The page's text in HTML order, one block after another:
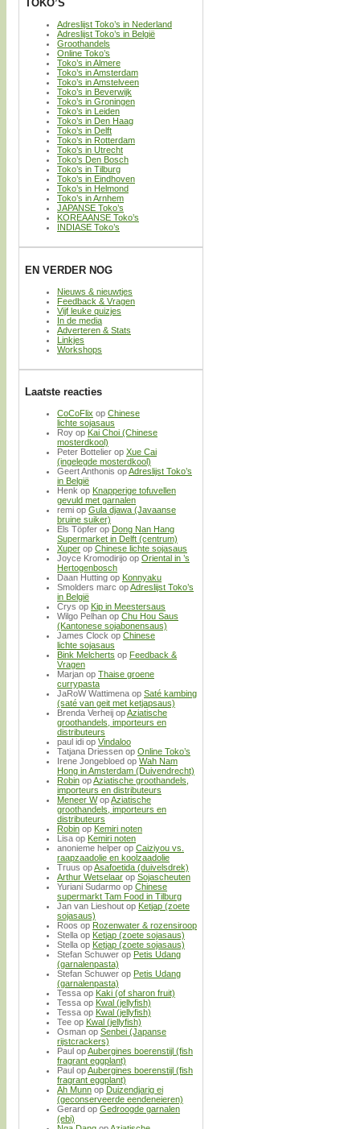
TOKO’S
Adreslijst Toko’s in Nederland
Adreslijst Toko’s in België
Groothandels
Online Toko’s
Toko’s in Almere
Toko’s in Amsterdam
Toko’s in Amstelveen
Toko’s in Beverwijk
Toko’s in Groningen
Toko’s in Leiden
Toko’s in Den Haag
Toko’s in Delft
Toko’s in Rotterdam
Toko’s in Utrecht
Toko’s Den Bosch
Toko’s in Tilburg
Toko’s in Eindhoven
Toko’s in Helmond
Toko’s in Arnhem
JAPANSE Toko’s
KOREAANSE Toko’s
INDIASE Toko’s
EN VERDER NOG
Nieuws & nieuwtjes
Feedback & Vragen
Vijf leuke quizjes
In de media
Adverteren & Stats
Linkjes
Workshops
Laatste reacties
CoCoFlix op Chinese
lichte sojasaus
Roy op Kai Choi (Chinese
mosterdkool)
Peter Bottelier op Xue Cai
(ingelegde mosterdkool)
Geert Anthonis opAdreslijst Toko’s
in België
Henk op Knapperige tofuvellen
gevuld met garnalen
remi op Gula djawa (Javaanse
bruine suiker)
Els Töpfer op Dong Nan Hang
Supermarket in Delft (centrum)
Xuper op Chinese lichte sojasaus
Joyce Kromodirijo op Oriental in ’s
Hertogenbosch
Daan Hutting op Konnyaku
Smolders marc opAdreslijst Toko’s
in België
Crys op Kip in Meestersaus
Wilgo Pelhan op Chu Hou Saus
(Kantonese sojabonensaus)
James Clock op Chinese
lichte sojasaus
Bink Melcherts op Feedback &
Vragen
Marjan op Thaise groene
currypasta
JaRoW Wattimena op Saté kambing
(saté van geit met ketjapsaus)
Brenda Verheij opAziatische
groothandels, importeurs en
distributeurs
paul idi op Vindaloo
Tatjana Driessen op Online Toko’s
Irene Jongebloed op Wah Nam
Hong in Amsterdam (Duivendrecht)
Robin opAziatische groothandels,
importeurs en distributeurs
Meneer WopAziatische
groothandels, importeurs en
distributeurs
Robin op Kemiri noten
Lisa op Kemiri noten
anonieme helper op Caiziyou vs.
raapzaadolie en koolzaadolie
Truus opAsafoetida (duivelsdrek)
Arthur Wetselaar op Sojascheuten
Yuriani Sudarmo op Chinese
supermarkt Tam Food in Tilburg
Jan van Lieshout op Ketjap (zoete
sojasaus)
Roos op Rozenwater & rozensiroop
Stella op Ketjap (zoete sojasaus)
Stella op Ketjap (zoete sojasaus)
Stefan Schuwer op Petis Udang
(garnalenpasta)
Stefan Schuwer op Petis Udang
(garnalenpasta)
Tessa op Kaki (of sharon fruit)
Tessa op Kwal (jellyfish)
Tessa op Kwal (jellyfish)
Tee op Kwal (jellyfish)
Osman op Senbei (Japanse
rijstcrackers)
Paul opAubergines boerenstijl (fish
fragrant eggplant)
Paul opAubergines boerenstijl (fish
fragrant eggplant)
Ah Munn op Duizendjarig ei
(geconserveerde eendeneieren)
Gerard op Gedroogde garnalen
(ebi)